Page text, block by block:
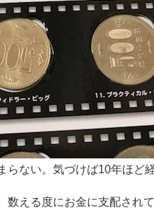
ない。気づけば10年ほど経
える度にお金に支配され